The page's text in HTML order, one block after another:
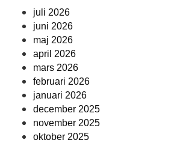
juli 2026
juni 2026
maj 2026
april 2026
mars 2026
februari 2026
januari 2026
december 2025
november 2025
oktober 2025